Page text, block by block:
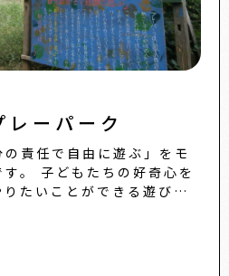
ーパーク
責任で自由に遊ぶ」をモ
。 子どもたちの好奇心を
たいことができる遊び場